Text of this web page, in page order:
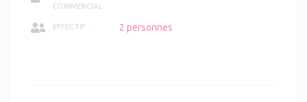
COMMERCIAL
:
EFFECTIF : 2 personnes